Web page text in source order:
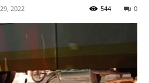
2022 0
544